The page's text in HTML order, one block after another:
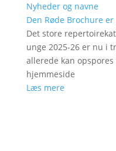
Nyheder og navne
Den Røde Brochure
Det store
unge 2025-26 er nu i
allerede kan
hjemmeside
Læs mere